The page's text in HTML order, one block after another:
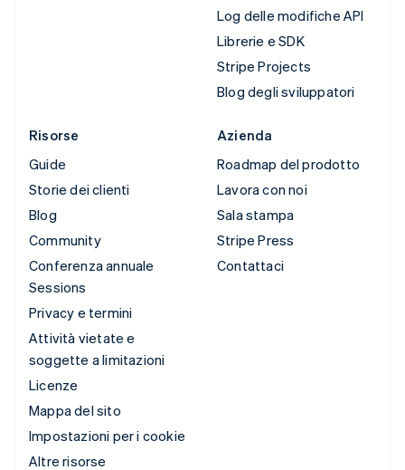
Log delle modifiche API
Librerie e SDK
Stripe Projects
Blog degli sviluppatori
Risorse
Guide
Storie dei clienti
Blog
Community
Conferenza annuale
Sessions
Privacy e termini
Attività vietate e
soggette a limitazioni
Licenze
Mappa del sito
Impostazioni per i cookie
Altre risorse
Azienda
Roadmap del prodotto
Lavora con noi
Sala stampa
Stripe Press
Contattaci